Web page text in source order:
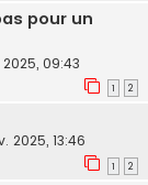
pour un
09:43
1 2
2025, 13:46
1 2